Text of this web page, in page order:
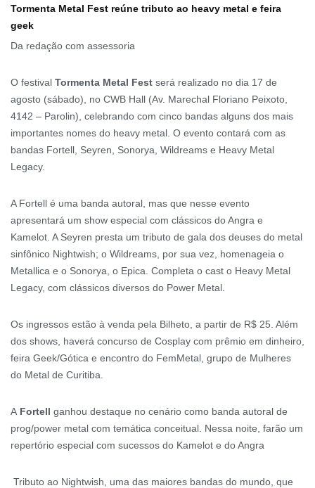
Tormenta Metal Fest reúne tributo ao heavy metal e feira
geek
Da redação com assessoria
O festival Tormenta Metal Fest será realizado no dia 17 de
agosto (sábado), no CWB Hall (Av. Marechal Floriano Peixoto,
4142 – Parolin), celebrando com cinco bandas alguns dos mais
importantes nomes do heavy metal. O evento contará com as
bandas Fortell, Seyren, Sonorya, Wildreams e Heavy Metal
Legacy.
A Fortell é uma banda autoral, mas que nesse evento
apresentará um show especial com clássicos do Angra e
Kamelot. A Seyren presta um tributo de gala dos deuses do metal
sinfônico Nightwish; o Wildreams, por sua vez, homenageia o
Metallica e o Sonorya, o Epica. Completa o cast o Heavy Metal
Legacy, com clássicos diversos do Power Metal.
Os ingressos estão à venda pela Bilheto, a partir de R$ 25. Além
dos shows, haverá concurso de Cosplay com prêmio em dinheiro,
feira Geek/Gótica e encontro do FemMetal, grupo de Mulheres
do Metal de Curitiba.
A Fortell ganhou destaque no cenário como banda autoral de
prog/power metal com temática conceitual. Nessa noite, farão um
repertório especial com sucessos do Kamelot e do Angra
Tributo ao Nightwish, uma das maiores bandas do mundo, que